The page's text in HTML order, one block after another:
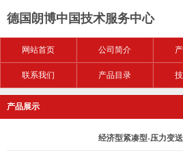
德国朗博中国技术服务中心
网站首页 公司简介
联系我们 产品目录
产品展示
经济型紧凑型-压力变